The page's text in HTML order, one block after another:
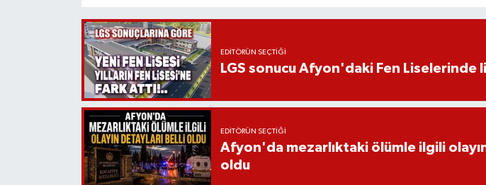
EDITÖRÜN SEÇTIĞI
LGS sonucu Afyon'daki Fen Liselerinde
EDITÖRÜN SEÇTIĞI
Afyon'da mezarlıktaki ölümle ilgili
oldu